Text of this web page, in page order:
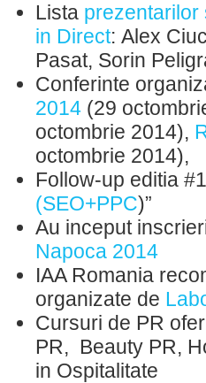
Lista prezentarilor
in Direct: Alex
Pasat, Sorin
Conferinte
2014 (29
octombrie 2014),
octombrie 2014),
Follow-up editia
(SEO+PPC)”
Au inceput
Napoca 2014
IAA Romania
organizate de
Cursuri de PR
PR, Beauty PR,
in Ospitalitate